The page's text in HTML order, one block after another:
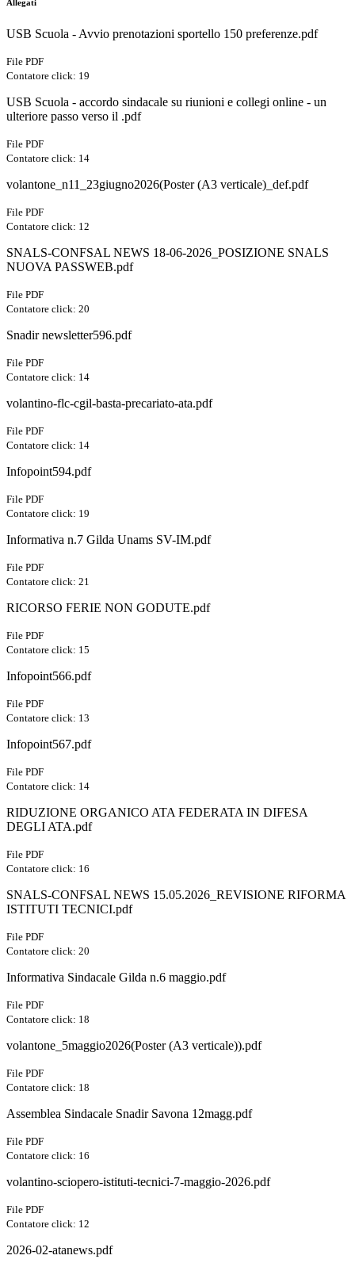
Allegati
USB Scuola - Avvio prenotazioni sportello 150 preferenze.pdf
File PDF
Contatore click: 19
USB Scuola - accordo sindacale su riunioni e collegi online - un
ulteriore passo verso il .pdf
File PDF
Contatore click: 14
volantone_n11_23giugno2026(Poster (A3 verticale)_def.pdf
File PDF
Contatore click: 12
SNALS-CONFSAL NEWS 18-06-2026_POSIZIONE SNALS
NUOVA PASSWEB.pdf
File PDF
Contatore click: 20
Snadir newsletter596.pdf
File PDF
Contatore click: 14
volantino-flc-cgil-basta-precariato-ata.pdf
File PDF
Contatore click: 14
Infopoint594.pdf
File PDF
Contatore click: 19
Informativa n.7 Gilda Unams SV-IM.pdf
File PDF
Contatore click: 21
RICORSO FERIE NON GODUTE.pdf
File PDF
Contatore click: 15
Infopoint566.pdf
File PDF
Contatore click: 13
Infopoint567.pdf
File PDF
Contatore click: 14
RIDUZIONE ORGANICO ATA FEDERATA IN DIFESA
DEGLI ATA.pdf
File PDF
Contatore click: 16
SNALS-CONFSAL NEWS 15.05.2026_REVISIONE RIFORMA
ISTITUTI TECNICI.pdf
File PDF
Contatore click: 20
Informativa Sindacale Gilda n.6 maggio.pdf
File PDF
Contatore click: 18
volantone_5maggio2026(Poster (A3 verticale)).pdf
File PDF
Contatore click: 18
Assemblea Sindacale Snadir Savona 12magg.pdf
File PDF
Contatore click: 16
volantino-sciopero-istituti-tecnici-7-maggio-2026.pdf
File PDF
Contatore click: 12
2026-02-atanews.pdf